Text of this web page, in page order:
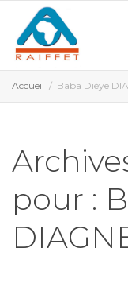
Accueil Baba Dièye
pour :